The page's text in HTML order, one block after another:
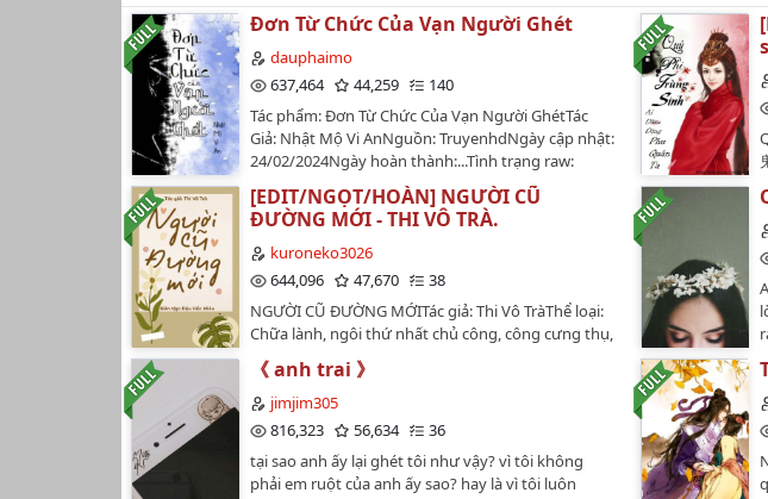
Đơn Từ Chức Của Vạn Người Ghét
dauphaimo
637,464
44,259
140
Tác phẩm: Đơn Từ Chức Của Vạn Người GhétTác
Giả: Nhật Mộ Vi AnNguồn: TruyenhdNgày cập nhật:
24/02/2024Ngày hoàn thành:...Tình trạng raw:
Hoàn ThànhTình trạng truyện: đang cập nhậtTổng
chương: 120 chương chính truyện, 53 phiên
ngoạiThể loại: đam mỹ, hiện đại, sảng văn, trọng
sinh, tình cảm, chủ thụ, hào môn thế gia, 1x1, vả
mặtEdit + chỉnh sửa: SagaLịch đăng truyện: 1 ngày
sương sương nên tui sẽ chăm chỉ làm việc chăm chỉ
up truyện cho anh em xem xã sờ tréc ❤️…
[EDIT/NGỌT/HOÀN] NGƯỜI CŨ
ĐƯỜNG MỚI - THI VÔ TRÀ.
kuroneko3026
644,096
47,670
38
NGƯỜI CŨ ĐƯỜNG MỚITác giả: Thi Vô TràThể loại:
Chữa lành, ngôi thứ nhất chủ công, công cưng thụ,
ngọt sủng, sống lại, thanh xuân vườn trường,
HEBiên tập: ♪ Đậu Hắc Miêu ♪.:. Giới thiệu .:.《Vợ tôi
chết rồi tôi bỗng quay trở về thời em ấy yêu thầm
tôi mà tôi không hay biết》Bao năm qua Lý Trì Thư
Quan về hết lần này đến lần khác.Nhưng tôi không
ngờ được ý muốn rời bỏ nhân thế của em ấy lại
《 anh trai 》
jimjim305
816,323
56,634
36
tại sao anh ấy lại ghét tôi như vậy? vì tôi không
phải em ruột của anh ấy sao? hay là vì tôi luôn